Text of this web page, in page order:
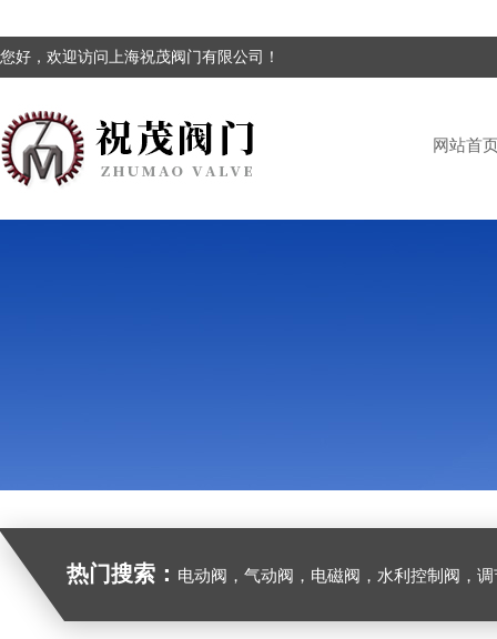
您好，欢迎访问上海祝茂阀门有限公司！
网站首
热门搜索： 电动阀，气动阀，电磁阀，水利控制阀，调节